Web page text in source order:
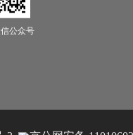
公众号